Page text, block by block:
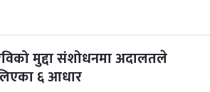
-Oct 20, 2026
२ महिना बाँकी
मुद्दा संशोधनमा अदालतले
६ आधार